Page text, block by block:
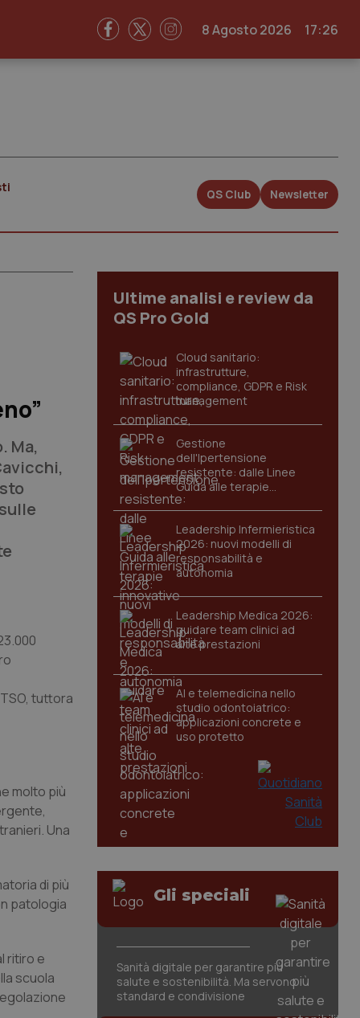
8 Agosto 2026 17:26
QS Club Newsletter
Ma,
tuttora
molto più
Una
di più
patologia
ritiro e
scuola
Ultime analisi e review da
QS Pro Gold
Cloud sanitario:
infrastrutture,
compliance, GDPR e Risk
management
Gestione
dell'Ipertensione
resistente: dalle Linee
Guida alle terapie
innovative
Leadership Infermieristica
2026: nuovi modelli di
responsabilità e
autonomia
Leadership Medica 2026:
guidare team clinici ad
alte prestazioni
AI e telemedicina nello
studio odontoiatrico:
applicazioni concrete e
uso protetto
Gli speciali
Sanità digitale per garantire più
salute e sostenibilità. Ma servono
standard e condivisione